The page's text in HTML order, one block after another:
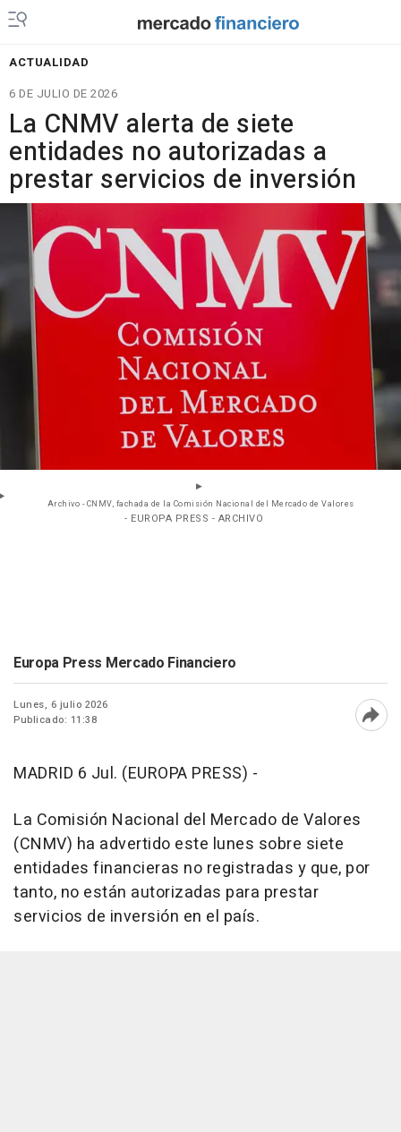
ACTUALIDAD
6 DE JULIO DE 2026
La CNMV alerta de siete
entidades no autorizadas a
prestar servicios de inversión
Archivo - CNMV, fachada de la Comisión Nacional del Mercado de Valores
- EUROPA PRESS - ARCHIVO
Europa Press Mercado Financiero
Lunes, 6 julio 2026
Publicado: 11:38
MADRID 6 Jul. (EUROPA PRESS) -
La Comisión Nacional del Mercado de Valores
(CNMV) ha advertido este lunes sobre siete
entidades financieras no registradas y que, por
tanto, no están autorizadas para prestar
servicios de inversión en el país.